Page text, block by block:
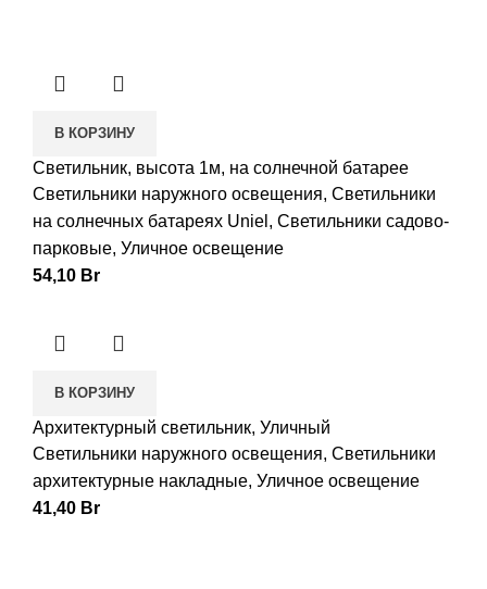
В КОРЗИНУ
Светильник, высота 1м, на солнечной батарее
Светильники наружного освещения, Светильники
на солнечных батареях Uniel , Светильники садово-
парковые, Уличное освещение
54,10 Br
В КОРЗИНУ
Архитектурный светильник, Уличный
Светильники наружного освещения, Светильники
архитектурные накладные, Уличное освещение
41,40 Br